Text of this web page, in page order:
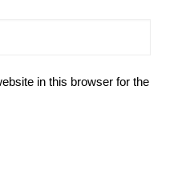
in this browser for the